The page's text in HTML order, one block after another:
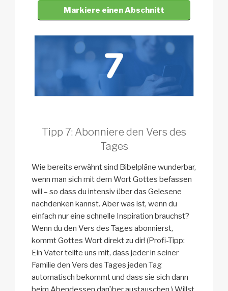
Markiere einen Abschnitt
Tipp 7: Abonniere den Vers des
Tages
Wie bereits erwähnt sind Bibelpläne wunderbar,
wenn man sich mit dem Wort Gottes befassen
will – so dass du intensiv über das Gelesene
nachdenken kannst. Aber was ist, wenn du
einfach nur eine schnelle Inspiration brauchst?
Wenn du den Vers des Tages abonnierst,
kommt Gottes Wort direkt zu dir! (Profi-Tipp:
Ein Vater teilte uns mit, dass jeder in seiner
Familie den Vers des Tages jeden Tag
automatisch bekommt und dass sie sich dann